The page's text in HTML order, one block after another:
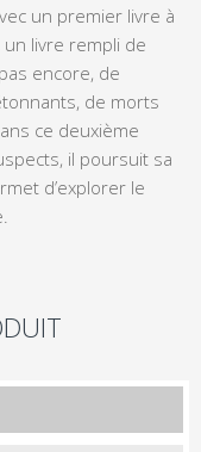
un premier livre à
un livre rempli de
encore, de
de morts
ce deuxième
il poursuit sa
d’explorer le